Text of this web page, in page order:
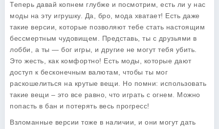
Теперь давай копнем глубже и посмотрим, есть ли у нас
моды на эту игрушку. Да, бро, мода хватает! Есть даже
такие версии, которые позволяют тебе стать настоящим
бессмертным чудовищем. Представь, ты с друзьями в
лобби, а ты — бог игры, и другие не могут тебя убить.
Это жесть, как комфортно! Есть моды, которые дают
доступ к бесконечным валютам, чтобы ты мог
раскошелиться на крутые вещи. Но помни: использовать
такие вещи – это все равно, что играть с огнем. Можно
попасть в бан и потерять весь прогресс!
Взломанные версии тоже в наличии, и они могут дать